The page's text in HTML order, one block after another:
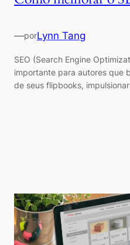
—porLynn Tang
SEO (Search Engine
importante para autores que
de seus flipbooks,